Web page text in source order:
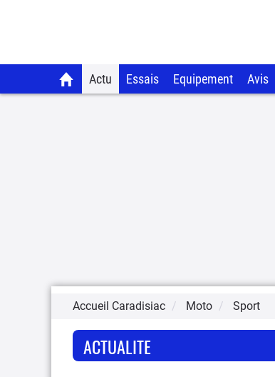
Actu Essais Equipement Avis
Accueil Caradisiac Moto Sport
ACTUALITE